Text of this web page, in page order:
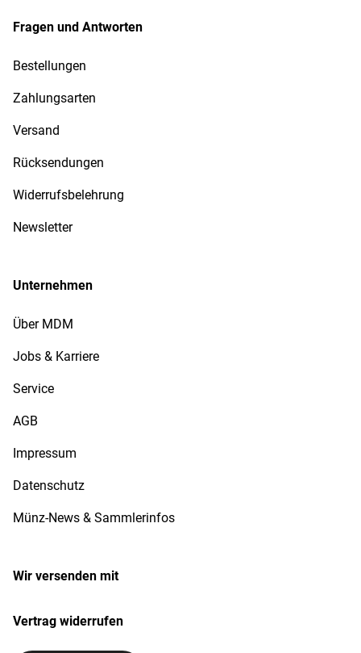
Fragen und Antworten
Bestellungen
Zahlungsarten
Versand
Rücksendungen
Widerrufsbelehrung
Newsletter
Unternehmen
Über MDM
Jobs & Karriere
Service
AGB
Impressum
Datenschutz
Münz-News & Sammlerinfos
Wir versenden mit
Vertrag widerrufen